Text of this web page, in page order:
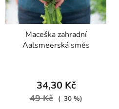
Maceška zahradní
Aalsmeerská směs
34,30 Kč
49 Kč (–30 %)